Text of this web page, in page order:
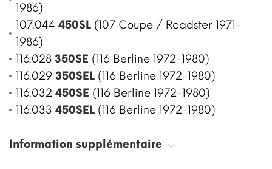
1986)
107.044 450SL (107 Coupe / Roadster 1971-
1986)
116.028 350SE (116 Berline 1972-1980)
116.029 350SEL (116 Berline 1972-1980)
116.032 450SE (116 Berline 1972-1980)
116.033 450SEL (116 Berline 1972-1980)
Information supplémentaire